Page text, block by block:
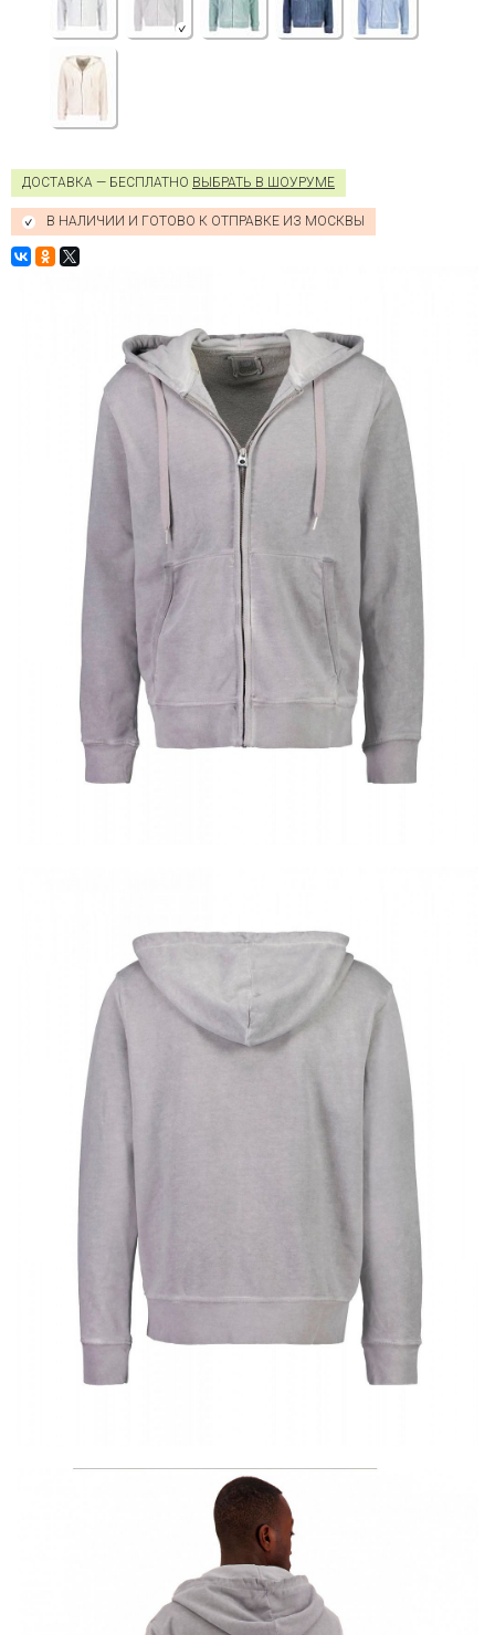
ДОСТАВКА — БЕСПЛАТНО ВЫБРАТЬ В ШОУРУМЕ
В НАЛИЧИИ И ГОТОВО К ОТПРАВКЕ ИЗ МОСКВЫ